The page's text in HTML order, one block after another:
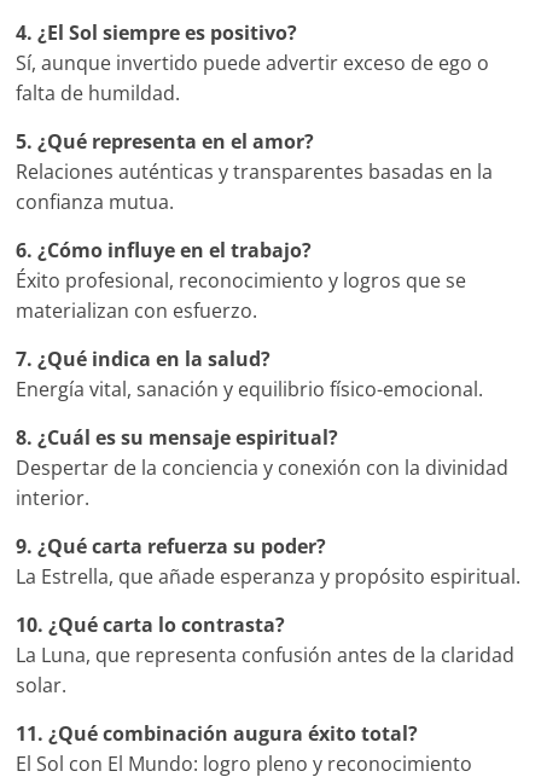
4. ¿El Sol siempre es positivo?
Sí, aunque invertido puede advertir exceso de ego o
falta de humildad.
5. ¿Qué representa en el amor?
Relaciones auténticas y transparentes basadas en la
confianza mutua.
6. ¿Cómo influye en el trabajo?
Éxito profesional, reconocimiento y logros que se
materializan con esfuerzo.
7. ¿Qué indica en la salud?
Energía vital, sanación y equilibrio físico-emocional.
8. ¿Cuál es su mensaje espiritual?
Despertar de la conciencia y conexión con la divinidad
interior.
9. ¿Qué carta refuerza su poder?
La Estrella, que añade esperanza y propósito espiritual.
10. ¿Qué carta lo contrasta?
La Luna, que representa confusión antes de la claridad
solar.
11. ¿Qué combinación augura éxito total?
El Sol con El Mundo: logro pleno y reconocimiento